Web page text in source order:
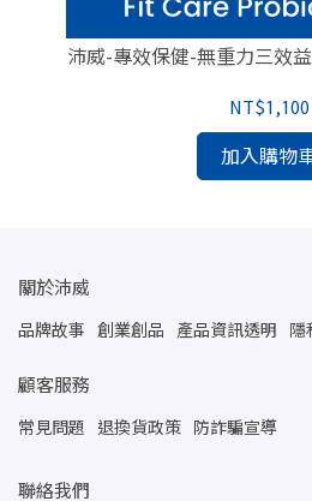
沛威-專效保健-無重力三效
NT$1,100
加入購物
關於沛威
品牌故事 創業創品 產品資訊透明 隱
顧客服務
常見問題 退換貨政策 防詐騙宣導
聯絡我們